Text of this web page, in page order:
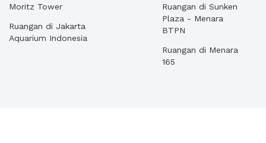
Moritz Tower
Ruangan di Jakarta
Aquarium Indonesia
Ruangan di Sunken
Plaza - Menara
BTPN
Ruangan di Menara
165